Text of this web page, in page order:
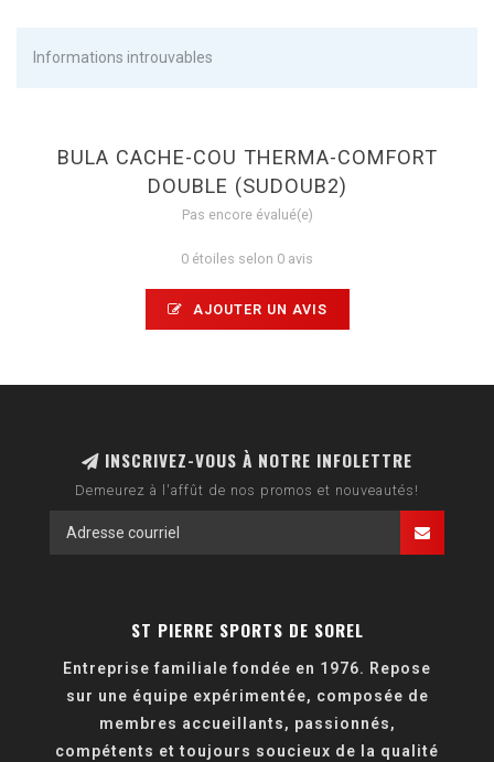
Informations introuvables
BULA CACHE-COU THERMA-COMFORT
DOUBLE (SUDOUB2)
Pas encore évalué(e)
0 étoiles selon 0 avis
AJOUTER UN AVIS
INSCRIVEZ-VOUS À NOTRE INFOLETTRE
Demeurez à l'affût de nos promos et nouveautés!
ST PIERRE SPORTS DE SOREL
Entreprise familiale fondée en 1976. Repose
sur une équipe expérimentée, composée de
membres accueillants, passionnés,
compétents et toujours soucieux de la qualité